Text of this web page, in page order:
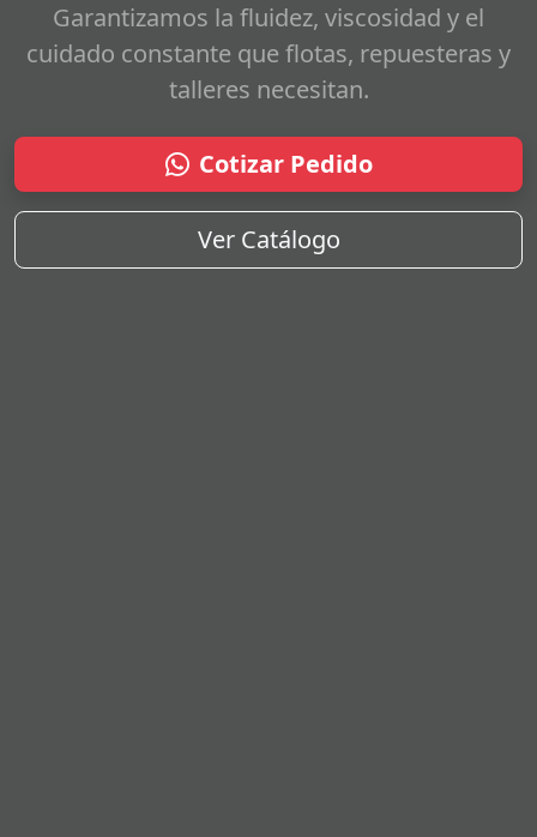
Garantizamos la fluidez, viscosidad y el
cuidado constante que flotas, repuesteras y
talleres necesitan.
Cotizar Pedido
Ver Catálogo